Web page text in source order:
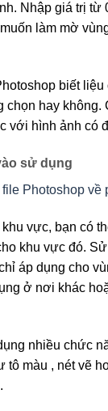
Nhập giá trị từ
làm mờ
biết liệu
chọn hay không.
với hình ảnh có
sử dụng
Photoshop về
vực, bạn có
khu vực đó.
áp dụng cho
ở nơi khác
nhiều chức
tô màu , nét vẽ